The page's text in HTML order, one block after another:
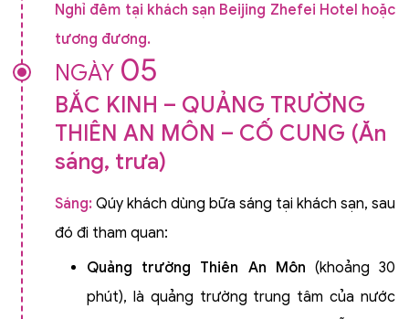
Nghỉ đêm tại khách sạn Beijing Zhefei Hotel hoặc
tương đương.
NGÀY 05
BẮC KINH – QUẢNG TRƯỜNG
THIÊN AN MÔN – CỐ CUNG (Ăn
sáng, trưa)
Sáng: Qúy khách dùng bữa sáng tại khách sạn, sau
đó đi tham quan:
Quảng trường Thiên An Môn (khoảng 30
phút), là quảng trường trung tâm của nước